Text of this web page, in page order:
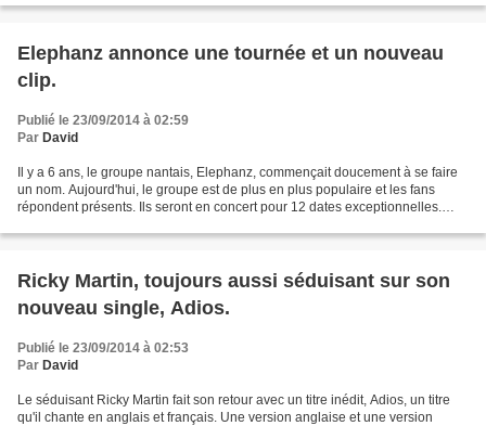
Elephanz annonce une tournée et un nouveau
clip.
Publié le 23/09/2014 à 02:59
Par David
Il y a 6 ans, le groupe nantais, Elephanz, commençait doucement à se faire
un nom. Aujourd'hui, le groupe est de plus en plus populaire et les fans
répondent présents. Ils seront en concert pour 12 dates exceptionnelles.
Ricky Martin, toujours aussi séduisant sur son
nouveau single, Adios.
Publié le 23/09/2014 à 02:53
Par David
Le séduisant Ricky Martin fait son retour avec un titre inédit, Adios, un titre
qu'il chante en anglais et français. Une version anglaise et une version